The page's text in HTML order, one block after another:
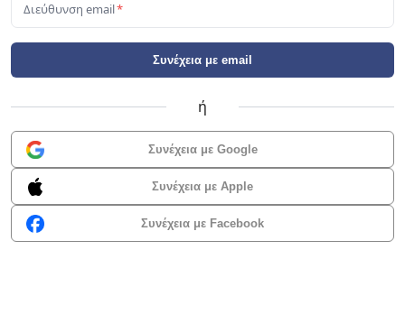
Διεύθυνση email*
Συνέχεια με email
ή
Συνέχεια με Google
Συνέχεια με Apple
Συνέχεια με Facebook